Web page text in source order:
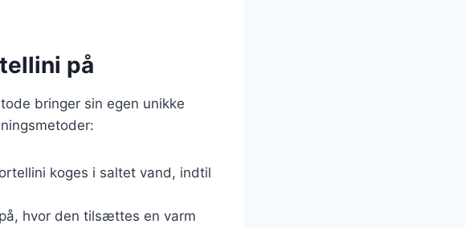
på
bringer sin egen unikke
koges i saltet vand, indtil
hvor den tilsættes en varm